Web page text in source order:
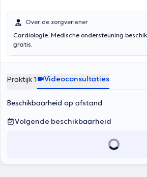
Over de zorgverlener
Cardiologie. Medische ondersteuning
gratis.
Praktijk 1 Videoconsultaties
Beschikbaarheid op afstand
Volgende beschikbaarheid